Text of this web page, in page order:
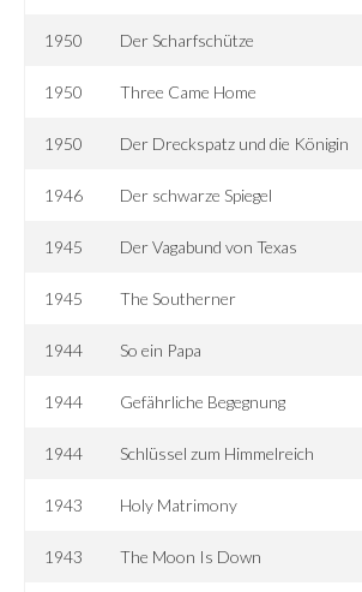
1950 Der Scharfschütze
1950 Three Came Home
1950 Der Dreckspatz und die Königin
1946 Der schwarze Spiegel
1945 Der Vagabund von Texas
1945 The Southerner
1944 So ein Papa
1944 Gefährliche Begegnung
1944 Schlüssel zum Himmelreich
1943 Holy Matrimony
1943 The Moon Is Down